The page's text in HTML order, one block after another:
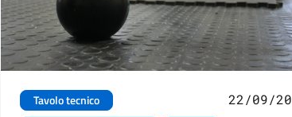
Tavolo tecnico
22/09/